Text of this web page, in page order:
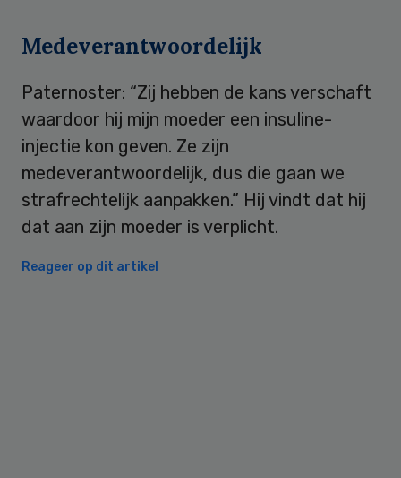
Medeverantwoordelijk
Paternoster: “Zij hebben de kans verschaft
waardoor hij mijn moeder een insuline-
injectie kon geven. Ze zijn
medeverantwoordelijk, dus die gaan we
strafrechtelijk aanpakken.” Hij vindt dat hij
dat aan zijn moeder is verplicht.
Reageer op dit artikel